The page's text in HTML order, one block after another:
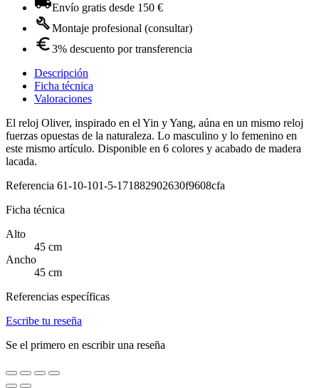
Envío gratis desde 150 €
Montaje profesional (consultar)
3% descuento por transferencia
Descripción
Ficha técnica
Valoraciones
El reloj Oliver, inspirado en el Yin y Yang, aúna en un mismo reloj
fuerzas opuestas de la naturaleza. Lo masculino y lo femenino en
este mismo artículo. Disponible en 6 colores y acabado de madera
lacada.
Referencia 61-10-101-5-171882902630f9608cfa
Ficha técnica
Alto
45 cm
Ancho
45 cm
Referencias específicas
Escribe tu reseña
Se el primero en escribir una reseña